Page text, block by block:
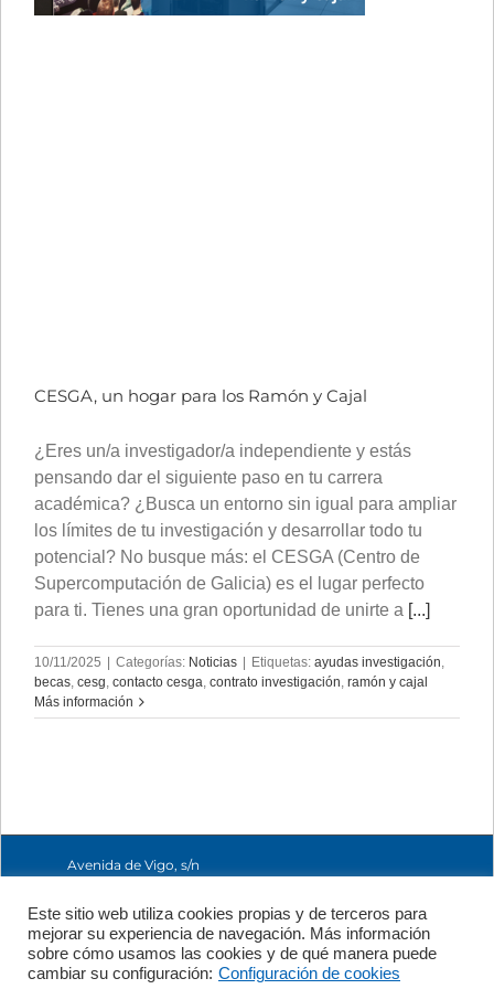
CESGA, un hogar para los Ramón y Cajal
¿Eres un/a investigador/a independiente y estás
pensando dar el siguiente paso en tu carrera
académica? ¿Busca un entorno sin igual para ampliar
los límites de tu investigación y desarrollar todo tu
potencial? No busque más: el CESGA (Centro de
Supercomputación de Galicia) es el lugar perfecto
para ti. Tienes una gran oportunidad de unirte a [...]
10/11/2025 | Categorías: Noticias | Etiquetas: ayudas investigación
becas cesg contacto cesga contrato investigación ramón y cajal
Más información
Avenida de Vigo, s/n
Compostela, A
Coruña, España
+34 981 56 98 10
Este sitio web utiliza cookies propias y de terceros para
mejorar su experiencia de navegación. Más información
sobre cómo usamos las cookies y de qué manera puede
cambiar su configuración: Configuración de cookies